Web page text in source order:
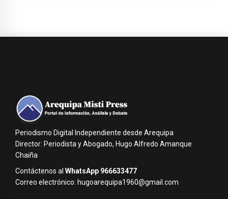
Periodismo Digital Independiente desde Arequipa
Director: Periodista y Abogado, Hugo Alfredo Amanque
Chaiña
Contáctenos al WhatsApp 966633477
Correo electrónico: hugoarequipa1960@gmail.com